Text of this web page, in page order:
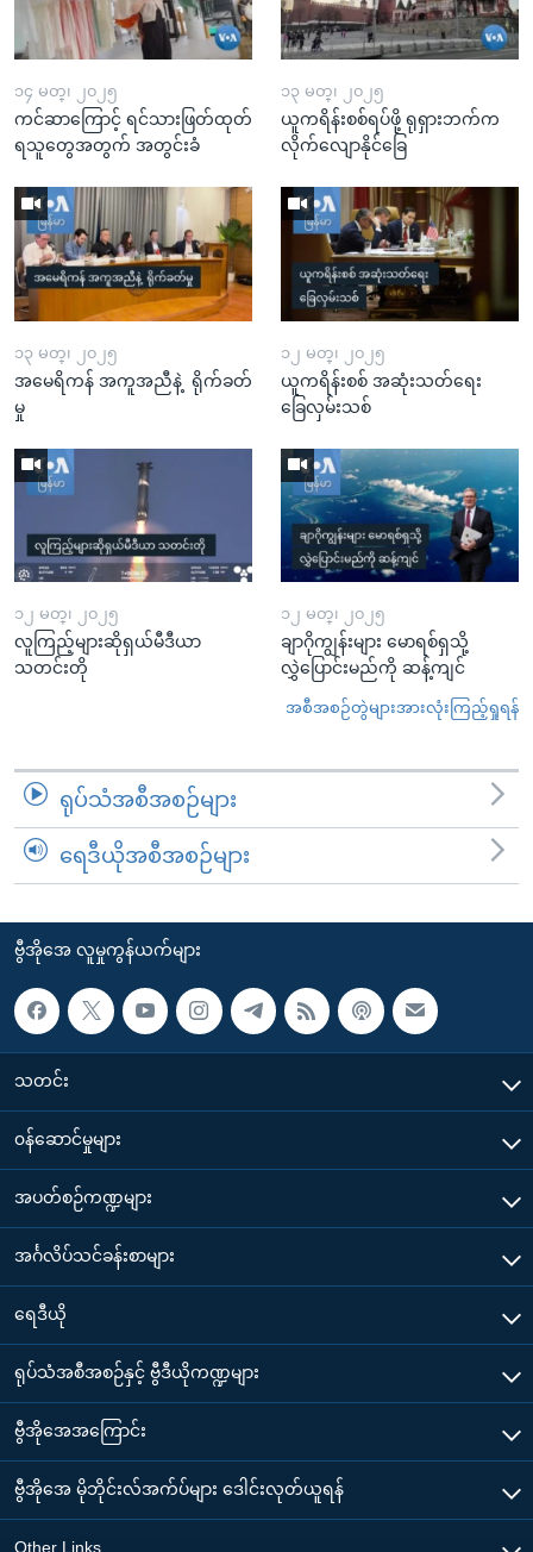
၁၄ မတ္၊ ၂၀၂၅
ကင်ဆာကြောင့် ရင်သားဖြတ်ထုတ်
ရသူတွေအတွက် အတွင်းခံ
၁၃ မတ္၊ ၂၀၂၅
ယူကရိန်းစစ်ရပ်ဖို့ ရုရှားဘက်က
လိုက်လျောနိုင်ခြေ
၁၃ မတ္၊ ၂၀၂၅
အမေရိကန် အကူအညီနဲ့ ရိုက်ခတ်
မှု
၁၂ မတ္၊ ၂၀၂၅
ယူကရိန်းစစ် အဆုံးသတ်ရေး
ခြေလှမ်းသစ်
၁၂ မတ္၊ ၂၀၂၅
လူကြည့်များဆိုရှယ်မီဒီယာ
သတင်းတို
၁၂ မတ္၊ ၂၀၂၅
ချာဂိုကျွန်းများ မောရစ်ရှသို့
လွှဲပြောင်းမည်ကို ဆန့်ကျင်
အစီအစဉ်တွဲများအားလုံးကြည့်ရှုရန်
ရုပ်သံအစီအစဉ်များ
ရေဒီယိုအစီအစဉ်များ
ဗွီအိုအေ လူမှုကွန်ယက်များ
သတင်း
၀န်ဆောင်မှုများ
အပတ်စဉ်ကဏ္ဍများ
အင်္ဂလိပ်သင်ခန်းစာများ
ရေဒီယို
ရုပ်သံအစီအစဉ်နှင့် ဗွီဒီယိုကဏ္ဍများ
ဗွီအိုအေအကြောင်း
ဗွီအိုအေ မိုဘိုင်းလ်အက်ပ်များ ဒေါင်းလုတ်ယူရန်
Other Links